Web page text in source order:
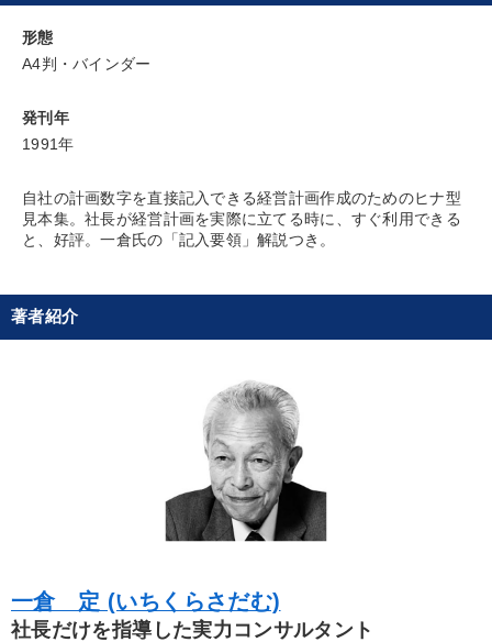
形態
A4判・バインダー
発刊年
1991年
自社の計画数字を直接記入できる経営計画作成のためのヒナ型
見本集。社長が経営計画を実際に立てる時に、すぐ利用できる
と、好評。一倉氏の「記入要領」解説つき。
著者紹介
一倉 定 (いちくらさだむ)
社長だけを指導した実力コンサルタント